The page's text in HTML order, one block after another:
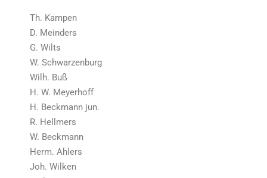
Th. Kampen
D. Meinders
G. Wilts
W. Schwarzenburg
Wilh. Buß
H. W. Meyerhoff
H. Beckmann jun.
R. Hellmers
W. Beckmann
Herm. Ahlers
Joh. Wilken